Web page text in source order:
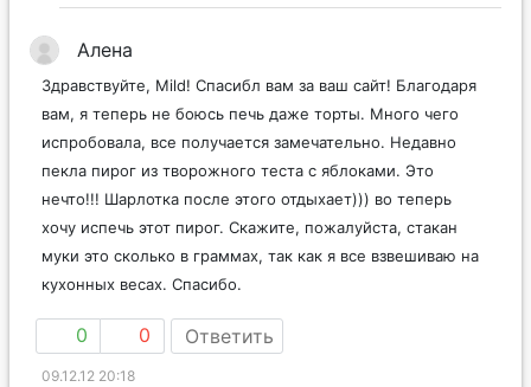
Алена
Здравствуйте, Mild! Спасибл вам за ваш сайт! Благодаря
вам, я теперь не боюсь печь даже торты. Много чего
испробовала, все получается замечательно. Недавно
пекла пирог из творожного теста с яблоками. Это
нечто!!! Шарлотка после этого отдыхает))) во теперь
хочу испечь этот пирог. Скажите, пожалуйста, стакан
муки это сколько в граммах, так как я все взвешиваю на
кухонных весах. Спасибо.
0 0 Ответить
09.12.12 20:18